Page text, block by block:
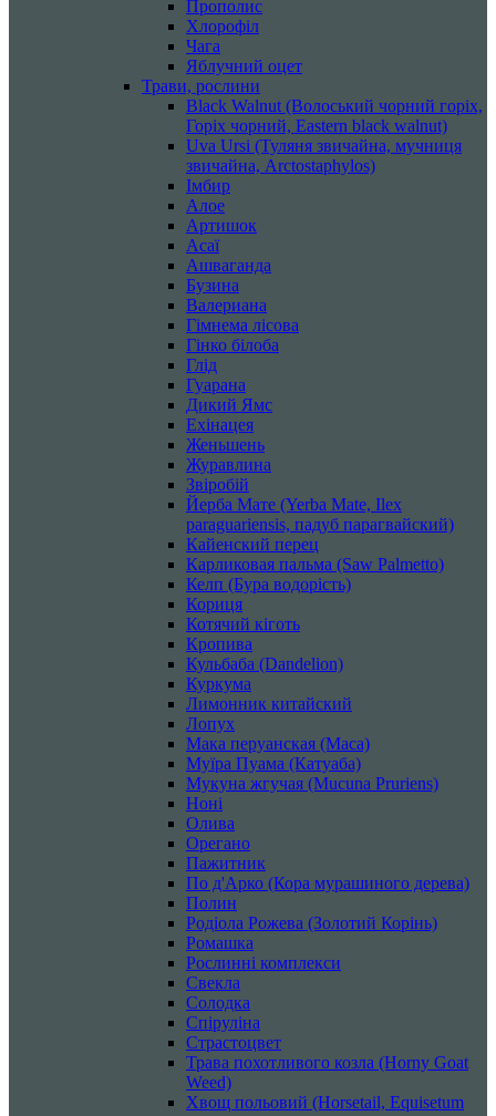
Прополис
Хлорофіл
Чага
Яблучний оцет
Трави, рослини
Black Walnut (Волоський чорний горіх,
Горіх чорний, Eastern black walnut)
Uva Ursi (Туляня звичайна, мучниця
звичайна, Arctostaphylos)
Імбир
Алое
Артишок
Асаї
Ашваганда
Бузина
Валериана
Гімнема лісова
Гінко білоба
Глід
Гуарана
Дикий Ямс
Ехінацея
Женьшень
Журавлина
Звіробій
Йерба Мате (Yerba Mate, Ilex
paraguariensis, падуб парагвайский)
Кайенский перец
Карликовая пальма (Saw Palmetto)
Келп (Бура водорість)
Кориця
Котячий кіготь
Кропива
Кульбаба (Dandelion)
Куркума
Лимонник китайский
Лопух
Мака перуанская (Maca)
Муїра Пуама (Катуаба)
Мукуна жгучая (Mucuna Pruriens)
Ноні
Олива
Орегано
Пажитник
По д'Арко (Кора мурашиного дерева)
Полин
Родіола Рожева (Золотий Корінь)
Ромашка
Рослинні комплекси
Свекла
Солодка
Спіруліна
Страстоцвет
Трава похотливого козла (Horny Goat
Weed)
Хвощ польовий (Horsetail, Equisetum